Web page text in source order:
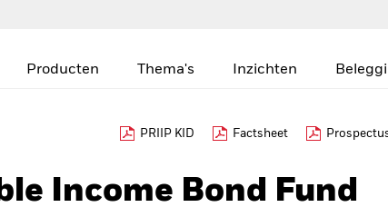
Producten Thema's Inzichten
PRIIP KID Factsheet
Income Bond Fund